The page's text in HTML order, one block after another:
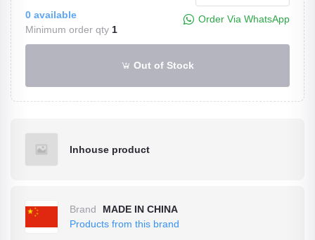
0 available
Minimum order qty 1
Order Via WhatsApp
Out of Stock
Inhouse product
Brand
MADE IN CHINA
Products from this brand